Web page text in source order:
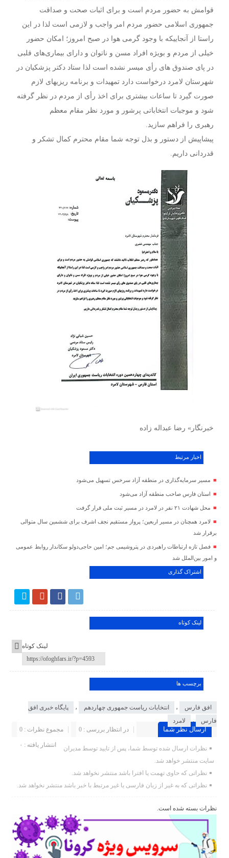
قوامش به حضور مردم است و برای اثبات صحت و صداقت
جمهوری اسلامی حضور مردم امر واجب و لازمی است لذا در این
راستا از آنجاییکه با وجود گرمی هوا در صبح امروز؛ امکان حضور
خیلی از مردم و بویژه افراد مسن و ناتوان و دارای بیماری‌های قلبی
در پای صندوق های رأی میسر نشده است لذا ستاد دکتر پزشکیان در
شهرستان لامرد درخواست دارد تمهیدات و برنامه ریزیهای لازم
صورت گیرد تا ساعات بیشتری برای اخذ رأی از مردم در نظر گرفته
شود و موجبات انتخاباتی پرشور و مورد نظر مقام معظم
رهبری را فراهم سازید.
پیشاپیش از دستور و بذل توجه شما مقام محترم کمال تشکر و
قدردانی داریم.
خبرنگار» رضا عبداله زاده
اخبار مرتبط
مسیر سرمایه‌گذاری در منطقه آزاد سرخس تسهیل می‌شود
استان فارس صاحب منطقه آزاد می‌شود
محل شهادت ۲۱ نفر در لامرد در مسیر ثبت ملی قرار گرفت
لامرد همچنان در مسیر اربعین؛ پرواز مستقیم نجف اشرف برای ششمین سال متوالی
برقرار شد
فصل تازه ارتباطات راهبردی در پتروشیمی جم؛ امین حاجی‌دولو سکاندار روابط عمومی
و امور بین‌الملل شد
اشتراک گذاری
لینک کوتاه
لینک کوتاه
برچسب ها
افق فارس ، انتخابات ریاست جمهوری چهاردهم ،
پایگاه خبری افق
فارس
، لامرد
ارسال نظر شما مجموع نظرات : 0 در انتظار بررسی : 0
انتشار یافته : ۰
نظرات ارسال شده توسط شما، پس از تایید توسط مدیران
سایت منتشر خواهد شد.
نظراتی که حاوی تهمت یا افترا باشد منتشر نخواهد شد.
نظراتی که به غیر از زبان فارسی یا غیر مرتبط با خبر باشد منتشر نخواهد شد.
نظرات بسته شده است.